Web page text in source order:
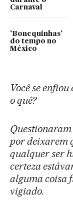
Carnaval
'Bonequinhas'
do tempo no
México
Você se
o quê?
Questionaram
por deixarem
qualquer ser
certeza
alguma coisa
vigiado.